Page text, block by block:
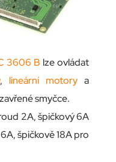
3606 B lze ovládat
, lineární motory a
smyčce.
2A, špičkový 6A
špičkově 18A pro